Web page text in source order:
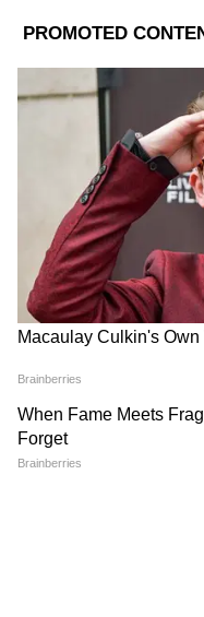
6
Image Credit :Asianet News
কীভাবে আবেদন
যোজনায়?
নম্বরের সঙ্গে লিঙ্ক
রেশন কার্ড (Ration